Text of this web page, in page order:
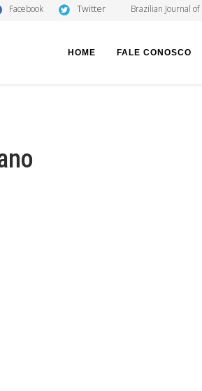
Facebook Twitter Brazilian Journal
HOME FALE CONOSCO